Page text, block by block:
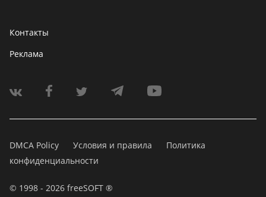
Контакты
Реклама
DMCA Policy Условия и правила
Политика
конфиденциальности
© 1998 - 2026 freeSOFT ®